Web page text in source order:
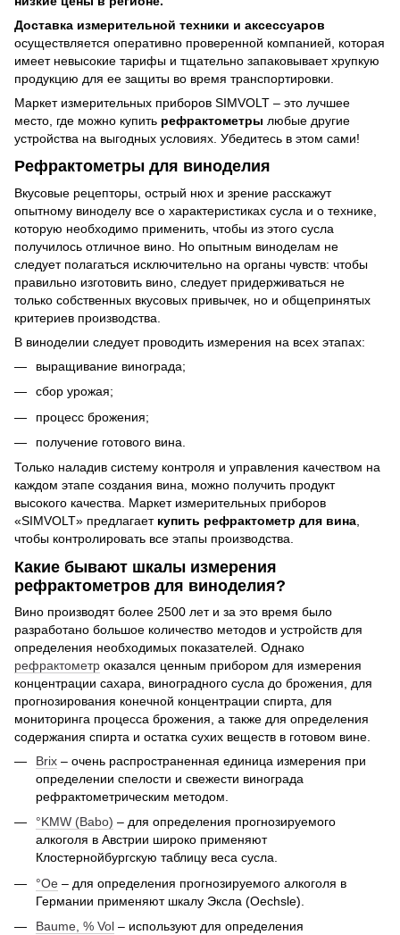
Доставка измерительной техники и аксессуаров
осуществляется оперативно проверенной компанией, которая
имеет невысокие тарифы и тщательно запаковывает хрупкую
продукцию для ее защиты во время транспортировки.
Маркет измерительных приборов SIMVOLT – это лучшее
место, где можно купить рефрактометры любые другие
устройства на выгодных условиях. Убедитесь в этом сами!
Рефрактометры для виноделия
Вкусовые рецепторы, острый нюх и зрение расскажут
опытному виноделу все о характеристиках сусла и о технике,
которую необходимо применить, чтобы из этого сусла
получилось отличное вино. Но опытным виноделам не
следует полагаться исключительно на органы чувств: чтобы
правильно изготовить вино, следует придерживаться не
только собственных вкусовых привычек, но и общепринятых
критериев производства.
В виноделии следует проводить измерения на всех этапах:
выращивание винограда;
сбор урожая;
процесс брожения;
получение готового вина.
Только наладив систему контроля и управления качеством на
каждом этапе создания вина, можно получить продукт
высокого качества. Маркет измерительных приборов
«SIMVOLT» предлагает купить рефрактометр для вина,
чтобы контролировать все этапы производства.
Какие бывают шкалы измерения
рефрактометров для виноделия?
Вино производят более 2500 лет и за это время было
разработано большое количество методов и устройств для
определения необходимых показателей. Однако
рефрактометр оказался ценным прибором для измерения
концентрации сахара, виноградного сусла до брожения, для
прогнозирования конечной концентрации спирта, для
мониторинга процесса брожения, а также для определения
содержания спирта и остатка сухих веществ в готовом вине.
Brix – очень распространенная единица измерения при
определении спелости и свежести винограда
рефрактометрическим методом.
°KMW (Babo) – для определения прогнозируемого
алкоголя в Австрии широко применяют
Клостернойбургскую таблицу веса сусла.
°Oe – для определения прогнозируемого алкоголя в
Германии применяют шкалу Эксла (Oechsle).
Baume, % Vol – используют для определения